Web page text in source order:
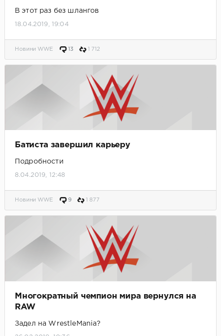
В этот раз без шлангов
18.04.2019, 19:04
Новини WWE 13 1 712
Батиста завершил карьеру
Подробности
8.04.2019, 12:48
Новини WWE 9 1 877
Многократный чемпион мира вернулся на
RAW
Задел на WrestleMania?